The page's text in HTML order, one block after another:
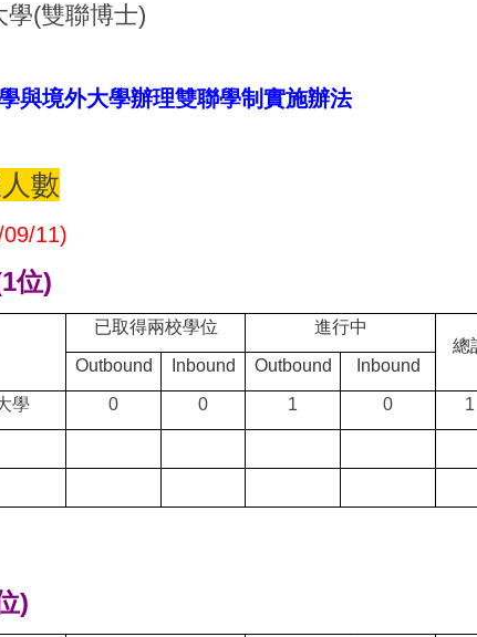
學(雙聯博士)
與境外大學辦理雙聯學制實施辦法
數
11)
位)
已取得兩校學位
進行中
總
Outbound
Inbound Outbound Inbound
學 0 0 1 0 1
)